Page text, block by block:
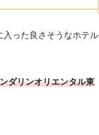
った良さそうなホテル
ダリンオリエンタル東